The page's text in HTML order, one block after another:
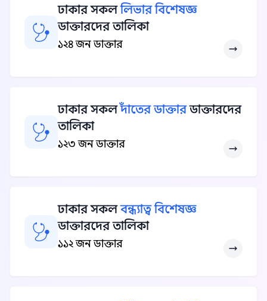
ঢাকার সকললিভার বিশেষজ্ঞ
ডাক্তারদের তালিকা
১২৪ জন ডাক্তার
ঢাকার সকলদাঁতের ডাক্তারডাক্তারদের
তালিকা
১২৩ জন ডাক্তার
ঢাকার সকলবন্ধ্যাত্ব বিশেষজ্ঞ
ডাক্তারদের তালিকা
১১২ জন ডাক্তার